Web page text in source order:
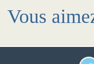
Vous